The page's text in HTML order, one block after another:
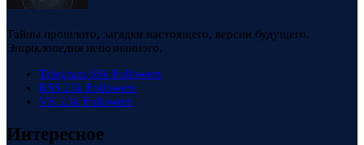
Тайны прошлого, загадки настоящего, версии будущего.
Энциклопедия непознанного.
Telegram 88k Followers
RSS 23k Followers
VK 23k Followers
Интересное